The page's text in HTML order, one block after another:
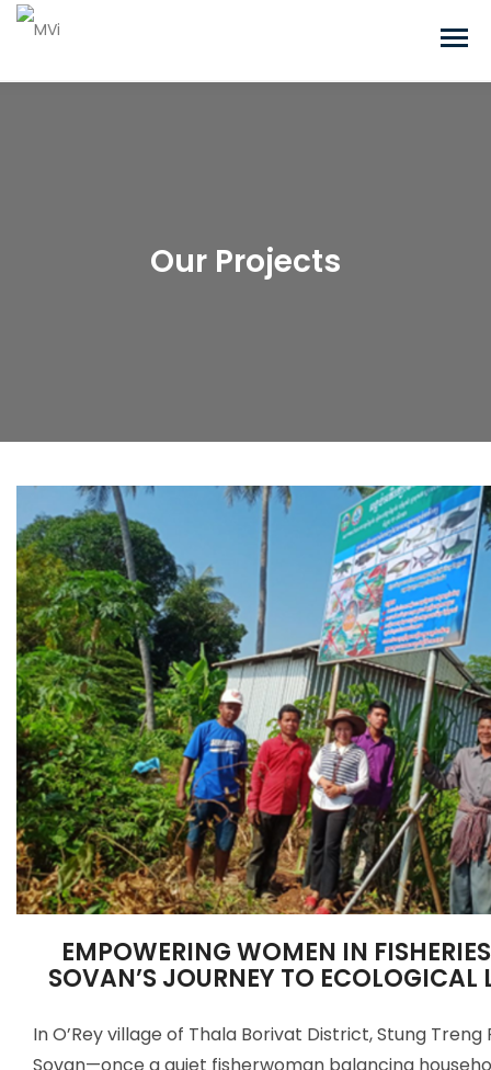
Our Projects
EMPOWERING WOMEN IN
SOVAN’S JOURNEY TO ECOLOGICAL
In O’Rey village of Thala Borivat District, Stung Treng